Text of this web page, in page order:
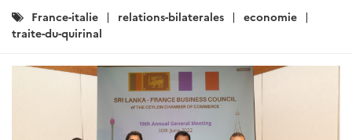
Catégories
:
France-italie relations-bilaterales
economie
traite-du-quirinal